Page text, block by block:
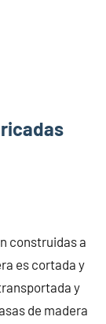
construidas a
es cortada y
y
de madera